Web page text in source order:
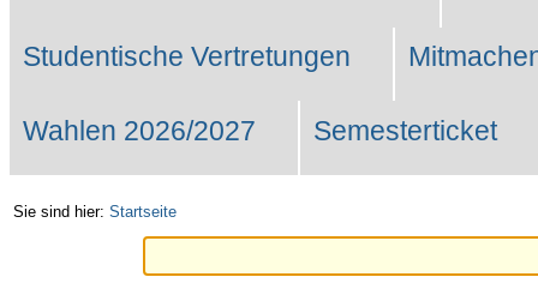
Studentische Vertretungen
Wahlen 2026/2027 Semesterticket
Sie sind hier: Startseite